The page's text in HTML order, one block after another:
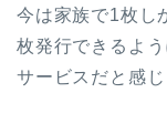
今は家族で1枚し
枚発行できるよ
サービスだと感じ